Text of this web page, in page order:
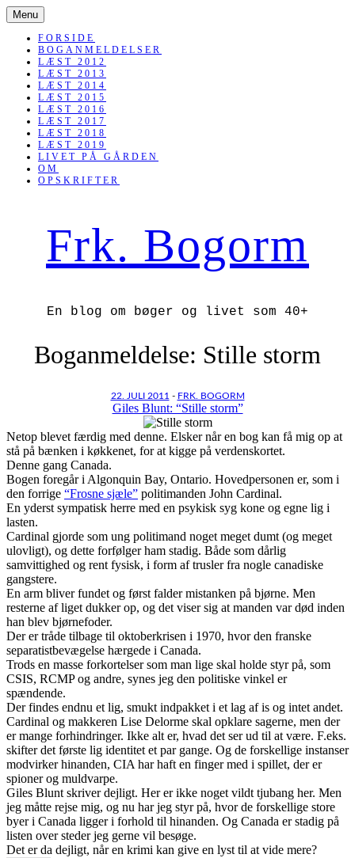
Menu SKIP
TO
CONTENT
FORSIDE
BOGANMELDELSER
LÆST 2012
LÆST 2013
LÆST 2014
LÆST 2015
LÆST 2016
LÆST 2017
LÆST 2018
LÆST 2019
LIVET PÅ GÅRDEN
OM
OPSKRIFTER
Frk. Bogorm
En blog om bøger og livet som 40+
Boganmeldelse: Stille storm
22. JULI 2011 - FRK. BOGORM
Giles Blunt: “Stille storm”
Netop blevet færdig med denne. Elsker når en bog kan få mig op at
stå på bænken i køkkenet, for at kigge på verdenskortet.
Denne gang Canada.
Bogen foregår i Algonquin Bay, Ontario. Hovedpersonen er, som i
den forrige “Frosne sjæle” politimanden John Cardinal.
En yderst sympatisk herre med en psykisk syg kone og egne lig i
lasten.
Cardinal gjorde som ung politimand noget meget dumt (og meget
ulovligt), og dette forfølger ham stadig. Både som dårlig
samvittighed og rent fysisk, i form af trusler fra nogle canadiske
gangstere.
En arm bliver fundet og først falder mistanken på bjørne. Men
resterne af liget dukker op, og det viser sig at manden var død inden
han blev bjørnefoder.
Der er tråde tilbage til oktoberkrisen i 1970, hvor den franske
separatistbevægelse hærgede i Canada.
Trods en masse forkortelser som man lige skal holde styr på, som
CSIS, RCMP og andre, synes jeg den politiske vinkel er
spændende.
Der findes endnu et lig, smukt indpakket i et lag af is og intet andet.
Cardinal og makkeren Lise Delorme skal opklare sagerne, men der
er mange forhindringer. Ikke alt er, hvad det ser ud til at være. F.eks.
skifter det første lig identitet et par gange. Og de forskellige instanser
modvirker hinanden, CIA har haft en finger med i spillet, der er
spioner og muldvarpe.
Giles Blunt skriver dejligt. Her er ikke noget vildt tjubang her. Men
jeg måtte rejse mig, og nu har jeg styr på, hvor de forskellige store
byer i Canada ligger i forhold til hinanden. Og Canada er stadig på
listen over steder jeg gerne vil besøge.
Det er da dejligt, når en krimi kan give en lyst til at vide mere?